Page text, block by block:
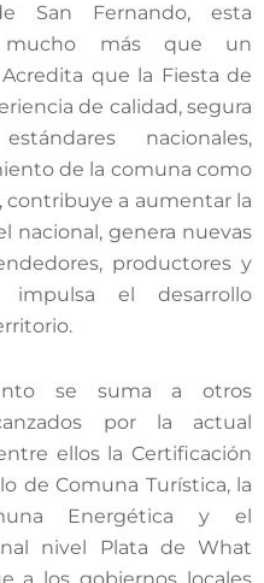
San Fernando, esta
mucho más que un
que la Fiesta de
de calidad, segura
nacionales,
de la comuna como
a aumentar la
nacional, genera nuevas
productores y
impulsa el desarrollo
se suma a otros
por la actual
ellos la Certificación
de Comuna Turística, la
Energética y el
nivel Plata de What